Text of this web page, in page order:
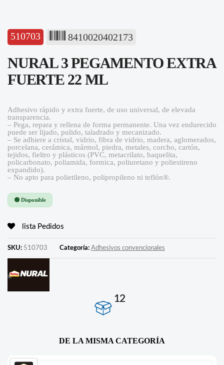
510703 8410020402173
NURAL 3 PEGAMENTO EXTRA
FUERTE 22 ML
Adhesivo rápido y extra fuerte, de uso universal, de elevada
transparencia.
– Pega, repara y rellena de forma permanente. Una vez endurecido
puede ser lijado, pulido, taladrado y mecanizado.
– Se adhiere a cristal, vidrio, fibra de vidrio, madera, aglomerados,
porcelana, cerámica, mármol, piedra, metales, corcho, cartón,
tejidos, fieltro y plásticos (PVC, metacrilato, baquelita,
policarbonato, poliamida, formica, poliuretano y poliestireno
expandido).
– No apto para polietileno, polipropileno ni teflón®.
🟢 Disponible
lista Pedidos
SKU: 510703 Categoría: Adhesivos convencionales
12
DE LA MISMA CATEGORÍA